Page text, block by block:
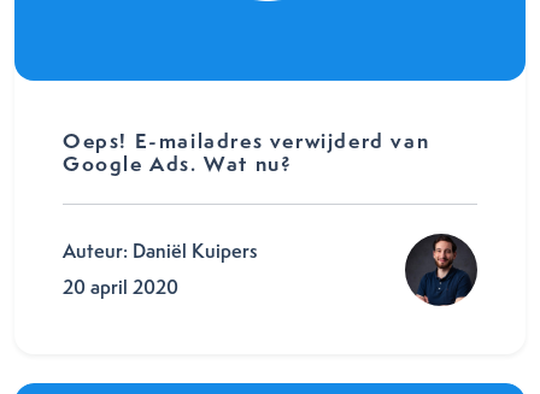
Oeps! E-mailadres verwijderd van
Google Ads. Wat nu?
Auteur: Daniël Kuipers
20 april 2020